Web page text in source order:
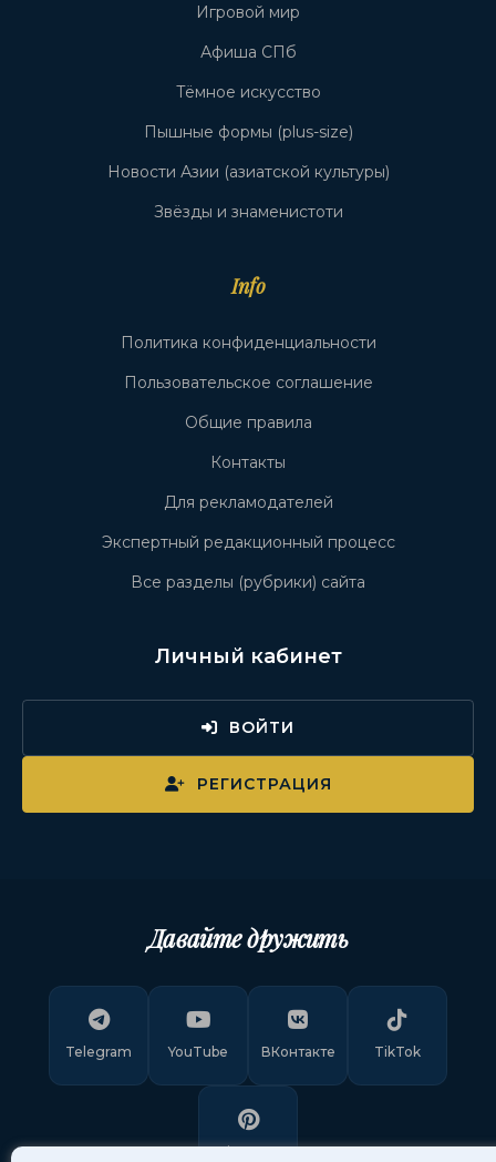
Игровой мир
Афиша СПб
Тёмное искусство
Пышные формы (plus-size)
Новости Азии (азиатской культуры)
Звёзды и знаменистоти
Info
Политика конфиденциальности
Пользовательское соглашение
Общие правила
Контакты
Для рекламодателей
Экспертный редакционный процесс
Все разделы (рубрики) сайта
Личный кабинет
ВОЙТИ
РЕГИСТРАЦИЯ
Давайте дружить
Telegram YouTube ВКонтакте TikTok
Pinterest